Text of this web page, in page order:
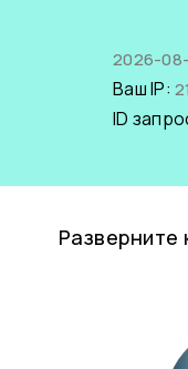
2026-
Ваш IP:
ID
Разверните